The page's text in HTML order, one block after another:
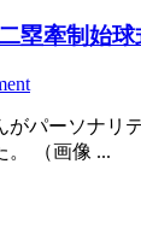
塁牽制始
がパーソナリ
。 （画像 ...